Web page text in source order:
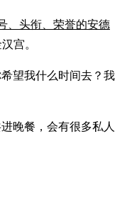
、头衔、荣誉的安德
宫。
望我什么时间去？我
晚餐，会有很多私人